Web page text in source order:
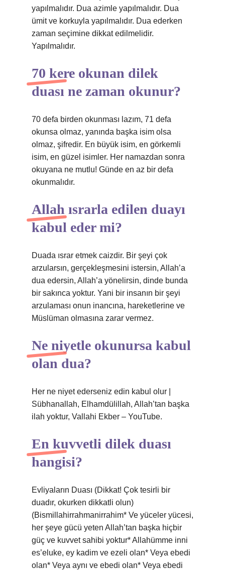
yapılmalıdır. Dua azimle yapılmalıdır. Dua
ümit ve korkuyla yapılmalıdır. Dua ederken
zaman seçimine dikkat edilmelidir.
Yapılmalıdır.
70 kere okunan dilek
duası ne zaman okunur?
70 defa birden okunması lazım, 71 defa
okunsa olmaz, yanında başka isim olsa
olmaz, şifredir. En büyük isim, en görkemli
isim, en güzel isimler. Her namazdan sonra
okuyana ne mutlu! Günde en az bir defa
okunmalıdır.
Allah ısrarla edilen duayı
kabul eder mi?
Duada ısrar etmek caizdir. Bir şeyi çok
arzularsın, gerçekleşmesini istersin, Allah’a
dua edersin, Allah’a yönelirsin, dinde bunda
bir sakınca yoktur. Yani bir insanın bir şeyi
arzulaması onun inancına, hareketlerine ve
Müslüman olmasına zarar vermez.
Ne niyetle okunursa kabul
olan dua?
Her ne niyet ederseniz edin kabul olur |
Sübhanallah, Elhamdülillah, Allah’tan başka
ilah yoktur, Vallahi Ekber – YouTube.
En kuvvetli dilek duası
hangisi?
Evliyaların Duası (Dikkat! Çok tesirli bir
duadır, okurken dikkatli olun)
(Bismillahirrahmanirrahim* Ve yüceler yücesi,
her şeye gücü yeten Allah’tan başka hiçbir
güç ve kuvvet sahibi yoktur* Allahümme inni
es’eluke, ey ​​kadim ve ezeli olan* Veya ebedi
olan* Veya aynı ve ebedi olan* Veya ebedi